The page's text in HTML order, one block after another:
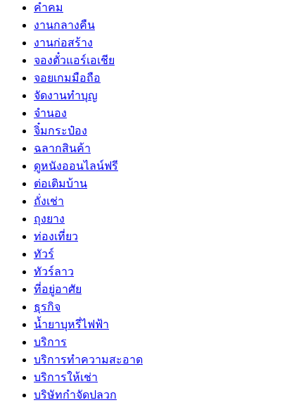
คำคม
งานกลางคืน
งานก่อสร้าง
จองตั๋วแอร์เอเชีย
จอยเกมมือถือ
จัดงานทำบุญ
จำนอง
จิ๋มกระป๋อง
ฉลากสินค้า
ดูหนังออนไลน์ฟรี
ต่อเติมบ้าน
ถั่งเช่า
ถุงยาง
ท่องเที่ยว
ทัวร์
ทัวร์ลาว
ที่อยู่อาศัย
ธุรกิจ
น้ำยาบุหรี่ไฟฟ้า
บริการ
บริการทำความสะอาด
บริการให้เช่า
บริษัทกำจัดปลวก